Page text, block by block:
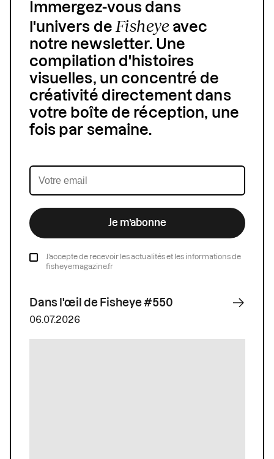
Immergez-vous dans
l'univers deFisheyeavec
notre newsletter. Une
compilation d'histoires
visuelles, un concentré de
créativité directement dans
votre boîte de réception, une
fois par semaine.
Je m’abonne
J’accepte de recevoir les actualités et les informations de
fisheyemagazine.fr
Dans l'œil de Fisheye #550
06.07.2026